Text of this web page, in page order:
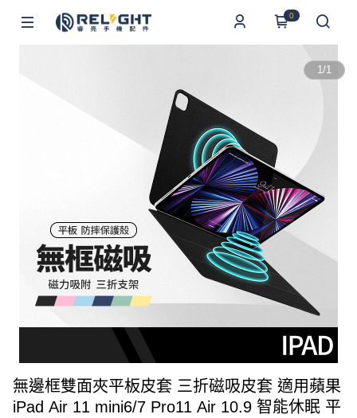
0
1/1
無邊框雙面夾平板皮套 三折磁吸皮套 適用蘋果
iPad Air 11 mini6/7 Pro11 Air 10.9 智能休眠 平